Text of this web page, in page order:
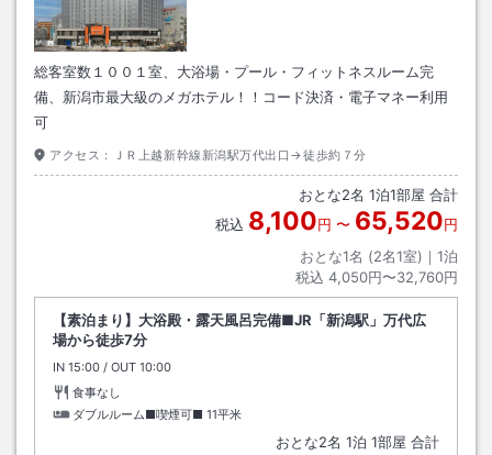
総客室数１００１室、大浴場・プール・フィットネスルーム完
備、新潟市最大級のメガホテル！！コード決済・電子マネー利用
可
アクセス： ＪＲ上越新幹線新潟駅万代出口→徒歩約７分
おとな2名 1泊1部屋 合計
税込 8,100円 〜 65,520円
おとな1名 (2名1室)｜ 1泊
税込 4,050円〜32,760円
【素泊まり】大浴殿・露天風呂完備■JR「新潟駅」万代広
場から徒歩7分
IN チェックイン
15:00 / OUT チェックアウト
10:00
食事なし
ダブルルーム■喫煙可■ 11平米
おとな2名 1泊 1部屋 合計